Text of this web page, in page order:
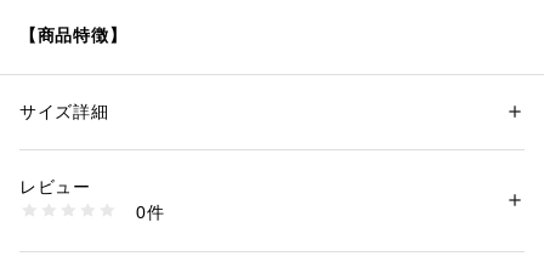
【商品特徴】
っと穿けます。耐久撥水加工で雨の日にも穿けます。ストレッ
性別：メンズ
素材：ポリエステル:100%
洗濯：【本体のみ】40℃まで弱洗濯可 漂白不可 タンブル乾燥不可 日陰つ
り干し乾燥 アイロンは150℃まで ドライクリーニング（石油系）可
商品番号：1281000002029 （モール）
サイズ詳細
レビュー
0件